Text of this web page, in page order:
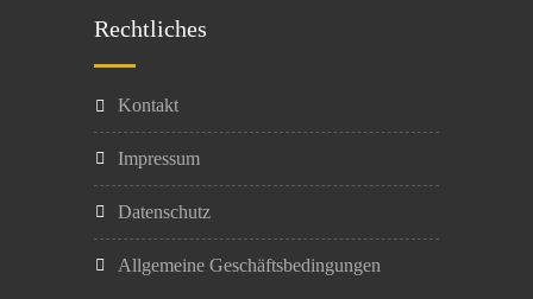
Rechtliches
Kontakt
Impressum
Datenschutz
Allgemeine Geschäftsbedingungen